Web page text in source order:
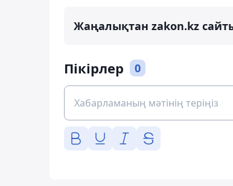
Жаңалықтан zakon.kz
Пікірлер 0